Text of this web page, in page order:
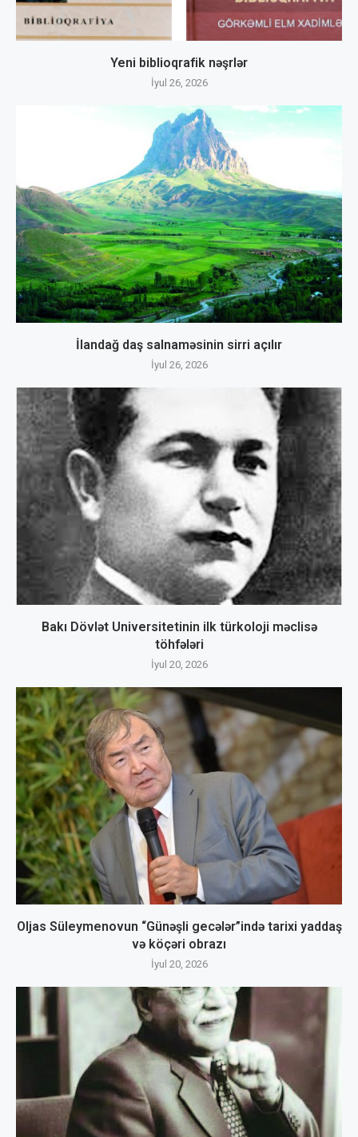
Yeni biblioqrafik nəşrlər
İyul 26, 2026
İlandağ daş salnaməsinin sirri açılır
İyul 26, 2026
Bakı Dövlət Universitetinin ilk türkoloji məclisə
töhfələri
İyul 20, 2026
Oljas Süleymenovun “Günəşli gecələr”ində tarixi yaddaş
və köçəri obrazı
İyul 20, 2026